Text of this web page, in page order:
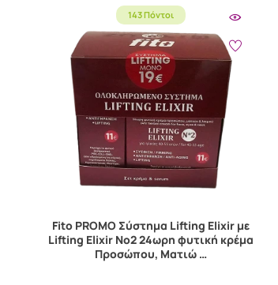
143 Πόντοι
Fito PROMO Σύστημα Lifting Elixir με
Lifting Elixir No2 24ωρη φυτική κρέμα
Προσώπου, Ματιώ …